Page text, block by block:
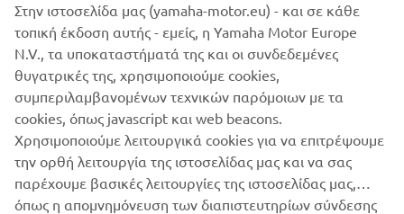
ΕΠΊΣΗΜΟΣ ΙΣΤΌΤΟΠΟΣ ΤΗΣ QUARKEN
Στην ιστοσελίδα μας (yamaha-motor.eu) - και σε κάθε
τοπική έκδοση αυτής - εμείς, η Yamaha Motor Europe
N.V., τα υποκαταστήματά της και οι συνδεδεμένες
θυγατρικές της, χρησιμοποιούμε cookies,
συμπεριλαμβανομένων τεχνικών παρόμοιων με τα
cookies, όπως javascript και web beacons.
Χρησιμοποιούμε λειτουργικά cookies για να επιτρέψουμε
την ορθή λειτουργία της ιστοσελίδας μας και να σας
παρέχουμε βασικές λειτουργίες της ιστοσελίδας μας,
όπως η απομνημόνευση των διαπιστευτηρίων σύνδεσης